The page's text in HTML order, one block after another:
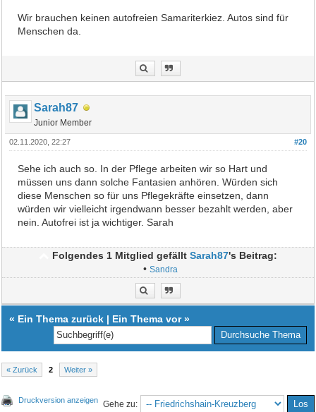
Wir brauchen keinen autofreien Samariterkiez. Autos sind für
Menschen da.
Sarah87
Junior Member
#20
02.11.2020, 22:27
Sehe ich auch so. In der Pflege arbeiten wir so Hart und
müssen uns dann solche Fantasien anhören. Würden sich
diese Menschen so für uns Pflegekräfte einsetzen, dann
würden wir vielleicht irgendwann besser bezahlt werden, aber
nein. Autofrei ist ja wichtiger. Sarah
Folgendes 1 Mitglied gefälltSarah87's Beitrag:
•Sandra
« Ein Thema zurück | Ein Thema vor»
« Zurück 2 Weiter »
Druckversion anzeigen Gehe zu: